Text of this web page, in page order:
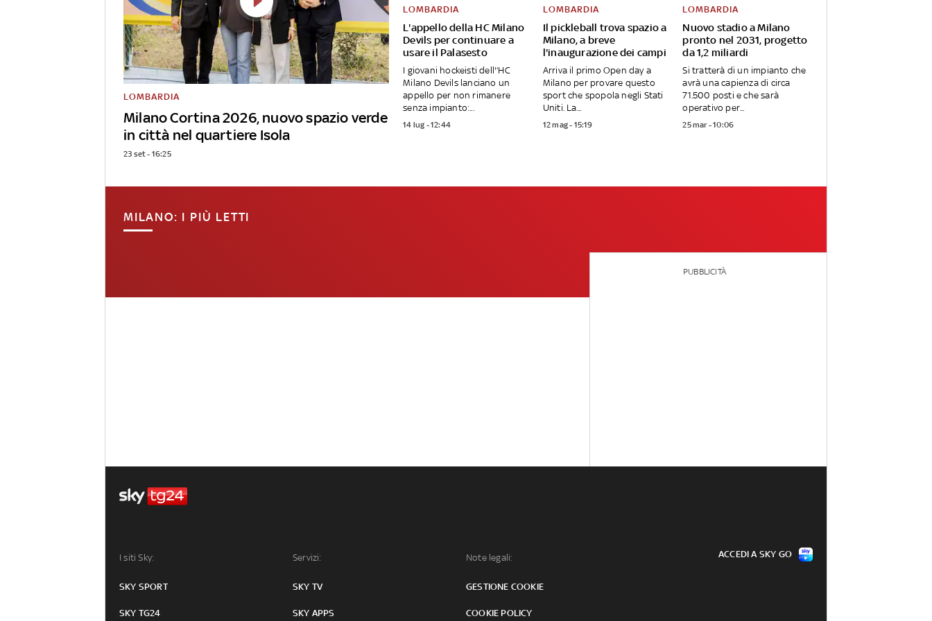
Milano Cortina 2026, nuovo spazio verde
in città nel quartiere Isola
LOMBARDIA
23 set - 16:25
L'appello della HC Milano
Devils per continuare a
usare il Palasesto
LOMBARDIA
I giovani hockeisti dell'’HC
Milano Devils lanciano un
appello per non rimanere
senza impianto:...
14 lug - 12:44
Il pickleball trova spazio a
Milano, a breve
l'inaugurazione dei campi
LOMBARDIA
Arriva il primo Open day a
Milano per provare questo
sport che spopola negli Stati
Uniti. La...
12 mag - 15:19
Nuovo stadio a Milano
pronto nel 2031, progetto
da 1,2 miliardi
LOMBARDIA
Si tratterà di un impianto che
avrà una capienza di circa
71.500 posti e che sarà
operativo per...
25 mar - 10:06
MILANO: I PIÙ LETTI
PUBBLICITÀ
I siti Sky:
SKY SPORT
SKY TG24
Servizi:
SKY TV
SKY APPS
Note legali:
GESTIONE COOKIE
COOKIE POLICY
ACCEDI A SKY GO